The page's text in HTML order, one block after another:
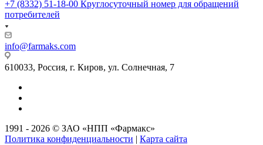
+7 (8332) 51-18-00 Круглосуточный номер для обращений
потребителей
info@farmaks.com
610033, Россия, г. Киров, ул. Солнечная, 7
1991 - 2026 © ЗАО «НПП «Фармакс»
Политика конфиденциальности | Карта сайта